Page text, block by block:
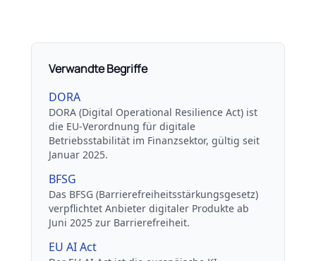
Verwandte Begriffe
DORA
DORA (Digital Operational Resilience Act) ist
die EU-Verordnung für digitale
Betriebsstabilität im Finanzsektor, gültig seit
Januar 2025.
BFSG
Das BFSG (Barrierefreiheitsstärkungsgesetz)
verpflichtet Anbieter digitaler Produkte ab
Juni 2025 zur Barrierefreiheit.
EU AI Act